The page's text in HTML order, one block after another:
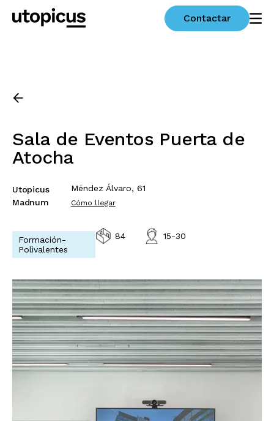
Contactar
Sala de Eventos Puerta de
Atocha
Utopicus
Madnum
Méndez Álvaro, 61
Cómo llegar
Formación-
Polivalentes
84 15-30